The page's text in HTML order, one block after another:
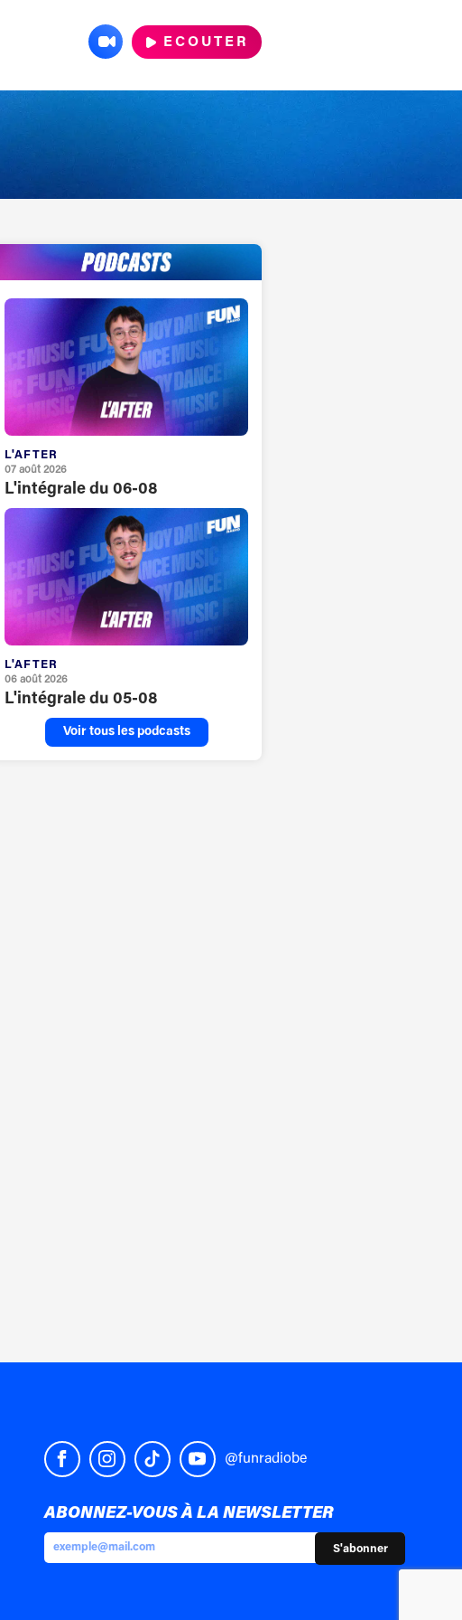
ECOUTER
L'AFTER
07 août 2026
L'intégrale du 06-08
L'AFTER
06 août 2026
L'intégrale du 05-08
Voir tous les podcasts
@funradiobe
ABONNEZ-VOUS À LA NEWSLETTER